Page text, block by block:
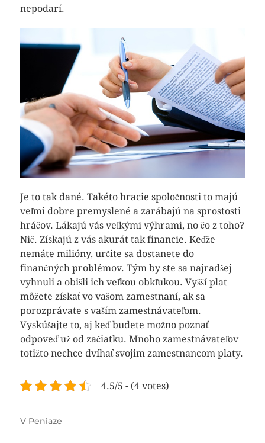
nepodarí.
Je to tak dané. Takéto hracie spoločnosti to majú
veľmi dobre premyslené a zarábajú na sprostosti
hráčov. Lákajú vás veľkými výhrami, no čo z toho?
Nič. Získajú z vás akurát tak financie. Keďže
nemáte milióny, určite sa dostanete do
finančných problémov. Tým by ste sa najradšej
vyhnuli a obišli ich veľkou obkľukou. Vyšší plat
môžete získať vo vašom zamestnaní, ak sa
porozprávate s vaším zamestnávateľom.
Vyskúšajte to, aj keď budete možno poznať
odpoveď už od začiatku. Mnoho zamestnávateľov
totižto nechce dvíhať svojim zamestnancom platy.
4.5/5 - (4 votes)
V Peniaze